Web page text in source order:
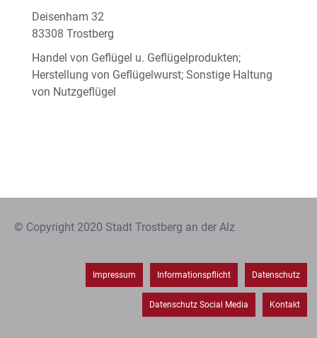
Deisenham 32
83308 Trostberg
Handel von Geflügel u. Geflügelprodukten;
Herstellung von Geflügelwurst; Sonstige Haltung
von Nutzgeflügel
© Copyright 2020 Stadt Trostberg an der Alz
Impressum Informationspflicht Datenschutz
Datenschutz Social Media Kontakt